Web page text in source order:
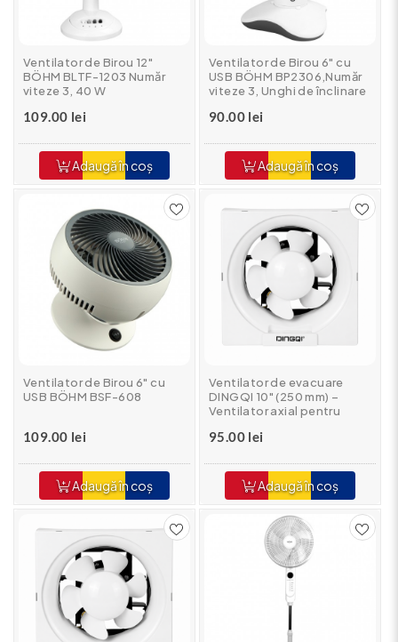
Ventilator de Birou 12"
BÖHM BLTF-1203 Număr
viteze 3, 40 W
109.00 lei
Adaugă în coș
Ventilator de Birou 6" cu
USB BÖHM BP2306,Număr
viteze 3, Unghi de înclinare
90.00 lei
Adaugă în coș
Ventilator de Birou 6" cu
USB BÖHM BSF-608
109.00 lei
Adaugă în coș
Ventilator de evacuare
DINGQI 10" (250 mm) –
Ventilator axial pentru
de aer
95.00 lei
Adaugă în coș